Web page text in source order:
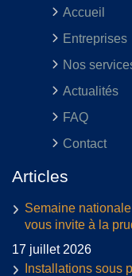
Accueil
Entreprises
Nos
Actualités
FAQ
Contact
Articles
Semaine
vous invite à la
17 juillet 2026
Installations sous